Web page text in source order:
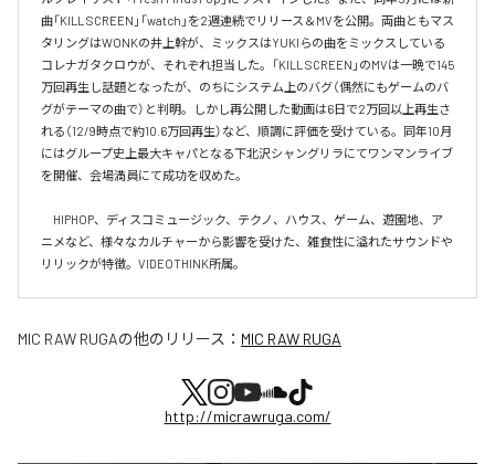
曲「KILL SCREEN」「watch」を2週連続でリリース＆MVを公開。両曲ともマス
タリングはWONKの井上幹が、ミックスはYUKIらの曲をミックスしている
コレナガタクロウが、それぞれ担当した。「KILL SCREEN」のMVは一晩で145
万回再生し話題となったが、のちにシステム上のバグ（偶然にもゲームのバ
グがテーマの曲で）と判明。しかし再公開した動画は6日で2万回以上再生さ
れる（12/9時点で約10.6万回再生）など、順調に評価を受けている。同年10月
にはグループ史上最大キャパとなる下北沢シャングリラにてワンマンライブ
を開催、会場満員にて成功を収めた。
HIPHOP、ディスコミュージック、テクノ、ハウス、ゲーム、遊園地、ア
ニメなど、様々なカルチャーから影響を受けた、雑食性に溢れたサウンドや
リリックが特徴。VIDEOTHINK所属。
MIC RAW RUGAの他のリリース： MIC RAW RUGA
http://micrawruga.com/